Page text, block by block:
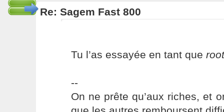
Re: Sagem Fast 800
Tu l’as essayée en tant que root
--
On ne prête qu’aux riches, et